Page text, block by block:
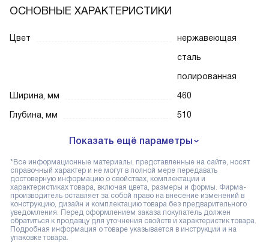
ОСНОВНЫЕ ХАРАКТЕРИСТИКИ
Цвет
нержавеющая
сталь
полированная
Ширина, мм
460
Глубина, мм
510
Показать ещё параметры
*Все информационные материалы, представленные на сайте, носят
справочный характер и не могут в полной мере передавать
достоверную информацию о свойствах, комплектации и
характеристиках товара, включая цвета, размеры и формы. Фирма-
производитель оставляет за собой право на внесение изменений в
конструкцию, дизайн и комплектацию товара без предварительного
уведомления. Перед оформлением заказа покупатель должен
обратиться к продавцу для уточнения свойств и характеристик товара.
Подробная информация о товаре указывается в инструкции и на
упаковке товара.